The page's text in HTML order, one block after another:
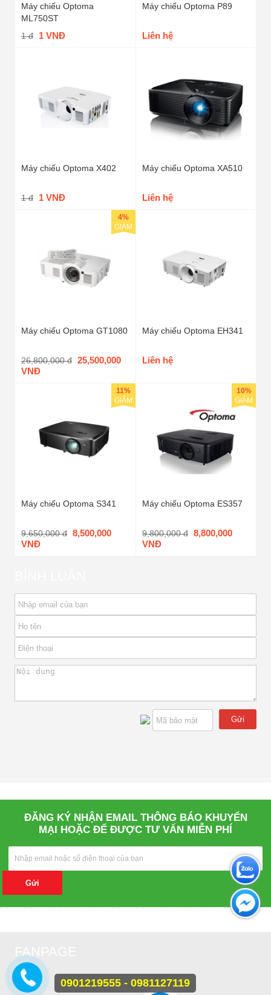
Máy chiếu Optoma
ML750ST
1 đ
1 VNĐ
Máy chiếu Optoma P89
Liên hệ
Máy chiếu Optoma X402
1 đ 1 VNĐ
Máy chiếu Optoma XA510
Liên hệ
Máy chiếu Optoma GT1080
26,800,000 đ 25,500,000
VNĐ
4%
GIẢM
Máy chiếu Optoma EH341
Liên hệ
Máy chiếu Optoma S341
9,650,000 đ 8,500,000
VNĐ
11%
GIẢM
Máy chiếu Optoma ES357
9,800,000 đ 8,800,000
VNĐ
10%
GIẢM
Gửi
ĐĂNG KÝ NHẬN EMAIL THÔNG BÁO KHUYẾN
MẠI HOẶC ĐỂ ĐƯỢC TƯ VẤN MIỄN PHÍ
Gửi
FANPAGE
0901219555 - 0981127119